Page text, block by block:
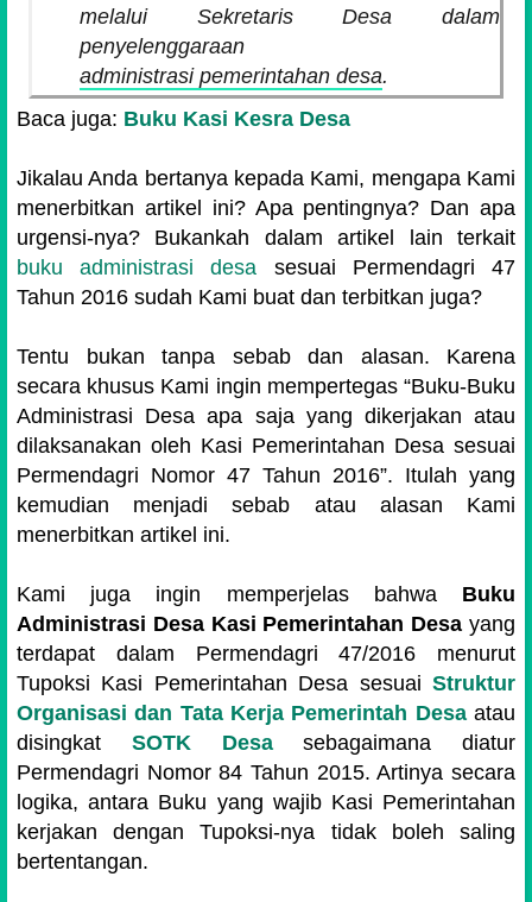
melalui Sekretaris Desa dalam
penyelenggaraan
administrasi pemerintahan desa.
Baca juga: Buku Kasi Kesra Desa
Jikalau Anda bertanya kepada Kami, mengapa Kami
menerbitkan artikel ini? Apa pentingnya? Dan apa
urgensi-nya? Bukankah dalam artikel lain terkait
buku administrasi desa sesuai Permendagri 47
Tahun 2016 sudah Kami buat dan terbitkan juga?
Tentu bukan tanpa sebab dan alasan. Karena
secara khusus Kami ingin mempertegas “Buku-Buku
Administrasi Desa apa saja yang dikerjakan atau
dilaksanakan oleh Kasi Pemerintahan Desa sesuai
Permendagri Nomor 47 Tahun 2016”. Itulah yang
kemudian menjadi sebab atau alasan Kami
menerbitkan artikel ini.
Kami juga ingin memperjelas bahwa Buku
Administrasi Desa Kasi Pemerintahan Desa yang
terdapat dalam Permendagri 47/2016 menurut
Tupoksi Kasi Pemerintahan Desa sesuai Struktur
Organisasi dan Tata Kerja Pemerintah Desaatau
disingkat SOTK Desasebagaimana diatur
Permendagri Nomor 84 Tahun 2015. Artinya secara
logika, antara Buku yang wajib Kasi Pemerintahan
kerjakan dengan Tupoksi-nya tidak boleh saling
bertentangan.